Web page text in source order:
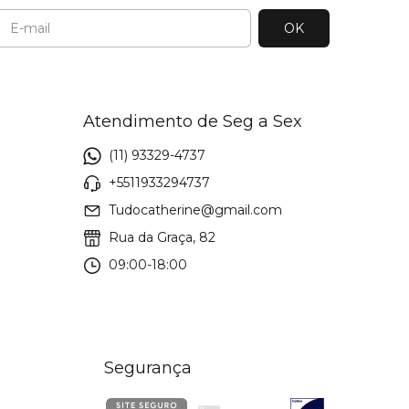
Atendimento de Seg a Sex
(11) 93329-4737
+5511933294737
Tudocatherine@gmail.com
Rua da Graça, 82
09:00-18:00
Segurança